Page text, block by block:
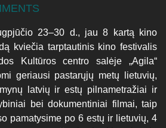
23–30 d., jau 8 kartą kino
kviečia tarptautinis kino festivalis
Kultūros centro salėje „Agila“
geriausi pastarųjų metų lietuvių,
latvių ir estų pilnametražiai ir
bei dokumentiniai filmai, taip
pamatysime po 6 estų ir lietuvių, 4